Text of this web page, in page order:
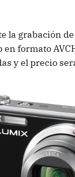
la grabación
en formato
y el precio